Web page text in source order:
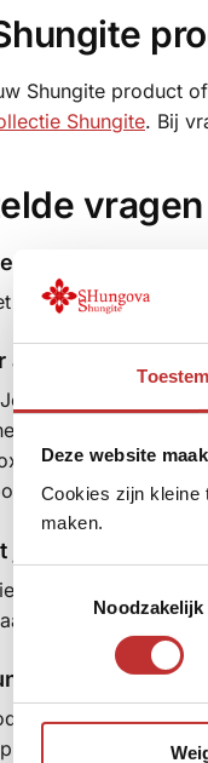
Deze website
Cookies zijn kleine
maken.
e
Noodzakelijk
Shungite product
Shungite. Bij
vragen
soort
nodig. Je kunt het
als ik Shungite
hoeft Shungite niet
Hierdoor is
of andere
Shungite
je Shungite
nodig. Als
Shungite gaat
ontladen?
Door de extreem
Ook